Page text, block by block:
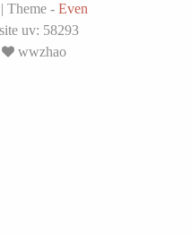
| Theme - Even
site uv: 58293
wwzhao